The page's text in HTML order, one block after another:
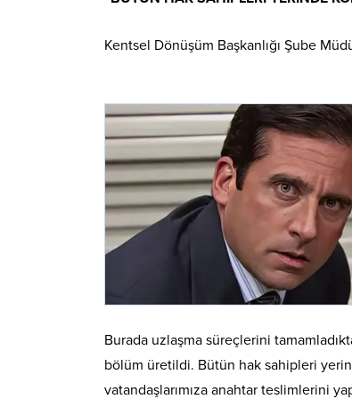
Kentsel Dönüşüm Başkanlığı Şube
Burada uzlaşma süreçlerini
bölüm üretildi. Bütün hak sahipleri
vatandaşlarımıza anahtar teslimlerini